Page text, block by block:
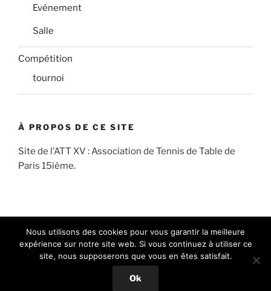
Evénement
Salle
Compétition
tournoi
À PROPOS DE CE SITE
Site de l’ATT XV : Association de Tennis de Table de
Paris 15ième.
Insta
E-
Nous utilisons des cookies pour vous garantir la meilleure
expérience sur notre site web. Si vous continuez à utiliser ce
site, nous supposerons que vous en êtes satisfait.
Ok